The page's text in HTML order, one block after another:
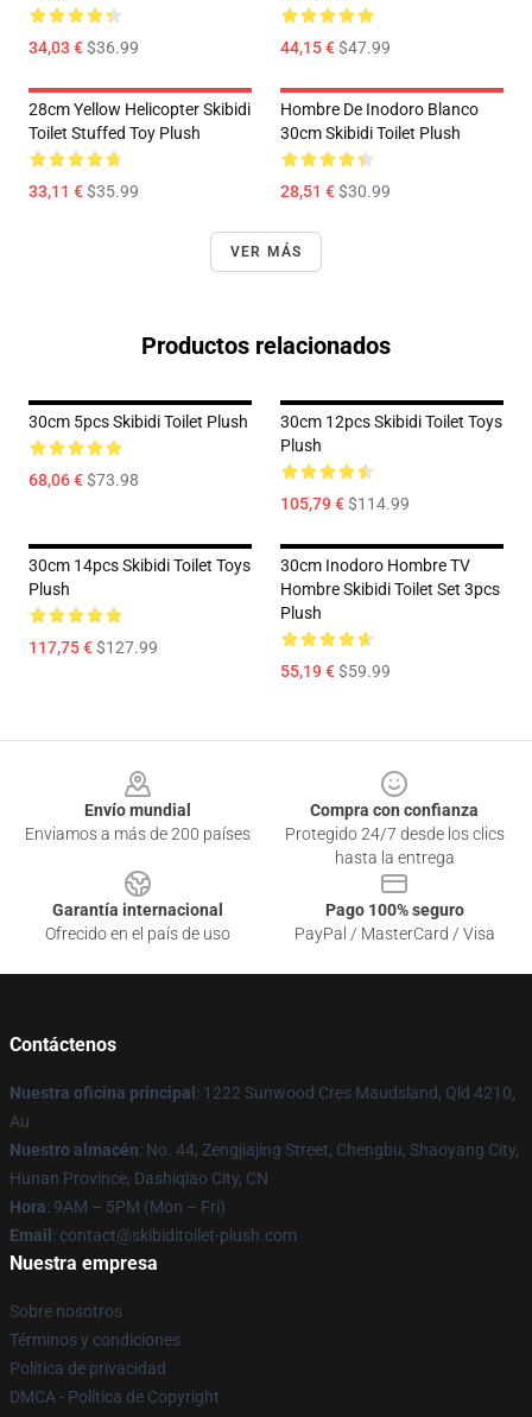
34,03 €$36.99 44,15 €$47.99
28cm Yellow Helicopter Skibidi
Toilet Stuffed Toy Plush
33,11 €$35.99
Hombre De Inodoro Blanco
30cm Skibidi Toilet Plush
28,51 €$30.99
VER MÁS
Productos relacionados
30cm 5pcs Skibidi Toilet Plush
68,06 €$73.98
30cm 12pcs Skibidi Toilet Toys
Plush
105,79 €$114.99
30cm 14pcs Skibidi Toilet Toys
Plush
117,75 €$127.99
30cm Inodoro Hombre TV
Hombre Skibidi Toilet Set 3pcs
Plush
55,19 €$59.99
Envío mundial
Enviamos a más de 200 países
Compra con confianza
Protegido 24/7 desde los clics
hasta la entrega
Garantía internacional
Ofrecido en el país de uso
Pago 100% seguro
PayPal / MasterCard / Visa
Contáctenos
Nuestra oficina principal : 1222 Sunwood Cres Maudsland, Qld 4210,
Au
Nuestro almacén: No. 44, Zengjiajing Street, Chengbu, Shaoyang City,
Hunan Province, Dashiqiao City, CN
Hora: 9AM – 5PM (Mon – Fri)
Email : contact@skibiditoilet-plush.com
Nuestra empresa
Sobre nosotros
Términos y condiciones
Política de privacidad
DMCA - Política de Copyright